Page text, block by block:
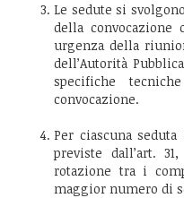
Le sedute si
della convocazione
urgenza della
dell’Autorità
specifiche
convocazione.
Per ciascuna
previste dall’art.
rotazione tra i
maggior numero di